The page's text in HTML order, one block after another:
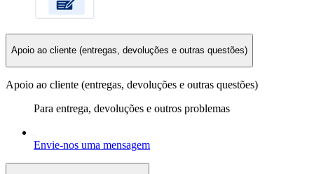
Apoio ao cliente (entregas, devoluções e outras questões)
Apoio ao cliente (entregas, devoluções e outras questões)
Para entrega, devoluções e outros problemas
Envie-nos uma mensagem